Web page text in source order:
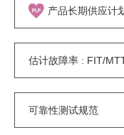
产品长期供应计
估计故障率 : FIT/
可靠性测试规范